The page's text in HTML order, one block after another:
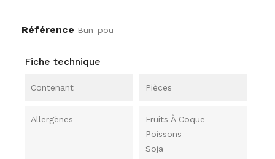
Référence Bun-pou
Fiche technique
Contenant Pièces
Allergènes
Fruits À Coque
Poissons
Soja